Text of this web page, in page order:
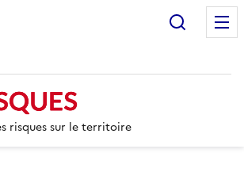
risques sur le territoire